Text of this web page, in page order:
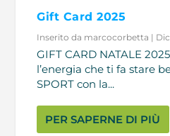
Gift Card 2025
Inserito da marcocorbetta |
GIFT CARD NATALE
l’energia che ti fa stare
SPORT con la...
PER SAPERNE DI PIÙ